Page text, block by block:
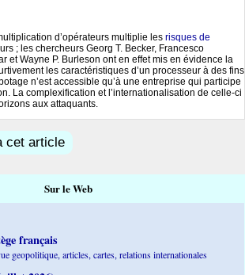
d’opérateurs multiplie les risques de
; les chercheurs Georg T. Becker, Francesco
et Wayne P. Burleson ont en effet mis en évidence la
les caractéristiques d’un processeur à des fins
n’est accessible qu’à une entreprise qui participe
La complexification et l’internationalisation de celle-ci
aux attaquants.
cet article
Sur le Web
français
geopolitique, articles, cartes, relations internationales